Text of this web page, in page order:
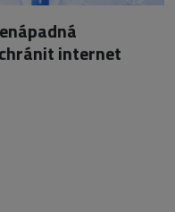
internet